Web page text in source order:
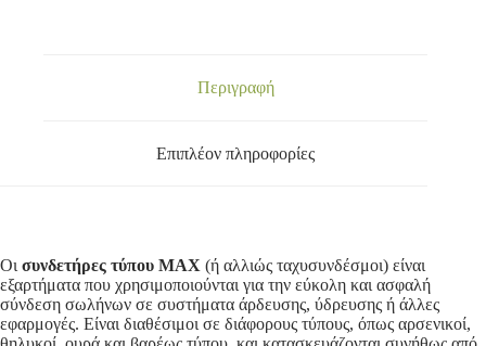
Περιγραφή
Επιπλέον πληροφορίες
Οισυνδετήρες τύπου ΜΑΧ (ή αλλιώς ταχυσυνδέσμοι) είναι
εξαρτήματα που χρησιμοποιούνται για την εύκολη και ασφαλή
σύνδεση σωλήνων σε συστήματα άρδευσης, ύδρευσης ή άλλες
εφαρμογές. Είναι διαθέσιμοι σε διάφορους τύπους, όπως αρσενικοί,